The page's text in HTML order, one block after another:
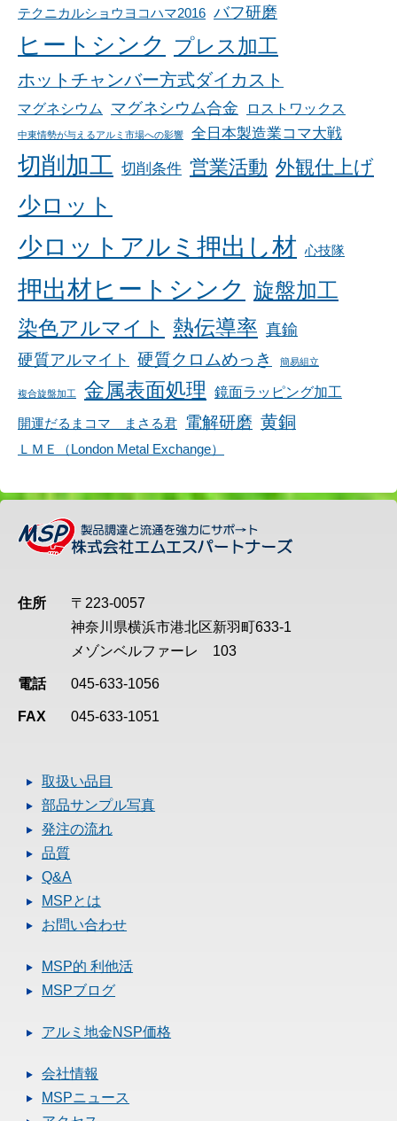
テクニカルショウヨコハマ2016 バフ研磨
ヒートシンク プレス加工
ホットチャンバー方式ダイカスト
マグネシウム マグネシウム合金 ロストワックス
中東情勢が与えるアルミ市場への影響 全日本製造業コマ大戦
切削加工 切削条件 営業活動 外観仕上げ
少ロット
少ロットアルミ押出し材 心技隊
押出材ヒートシンク 旋盤加工
染色アルマイト 熱伝導率 真鍮
硬質アルマイト
硬質クロムめっき 簡易組立
複合旋盤加工 金属表面処理 鏡面ラッピング加工
開運だるまコマ まさる君 電解研磨 黄銅
ＬＭＥ（London Metal Exchange）
住所
〒223-0057
神奈川県横浜市港北区新羽町633-1
メゾンベルファーレ 103
電話 045-633-1056
FAX 045-633-1051
取扱い品目
部品サンプル写真
発注の流れ
品質
Q&A
MSPとは
お問い合わせ
MSP的 利他活
MSPブログ
アルミ地金NSP価格
会社情報
MSPニュース